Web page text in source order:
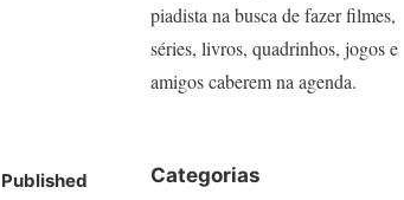
Published
piadista na busca de fazer filmes,
séries, livros, quadrinhos, jogos e
amigos caberem na agenda.
Categorias